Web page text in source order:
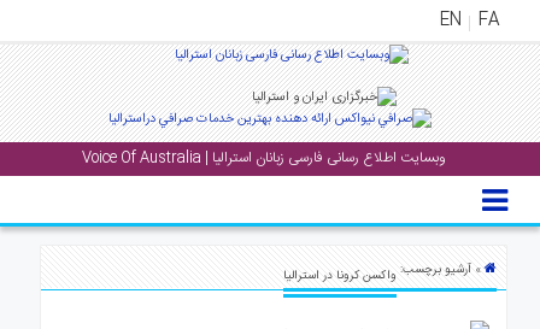
FA
EN
وبسایت اطلاع رسانی فارسی زبانان استرالیا | Voice Of Australia
منوی
اصلی
جشن» آرشیو برچسب: واکسن کرونا در استرالیا